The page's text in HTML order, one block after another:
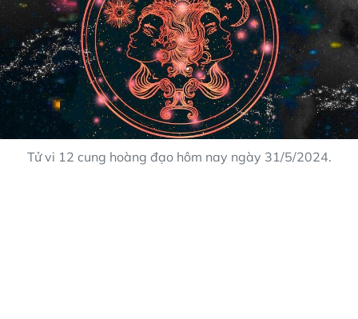
Tử vi 12 cung hoàng đạo hôm nay ngày 31/5/2024.